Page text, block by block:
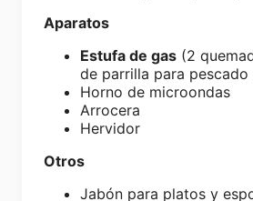
Aparatos
Estufa de gas (2
de parrilla para pescado
Horno de microondas
Arrocera
Hervidor
Otros
Jabón para platos y